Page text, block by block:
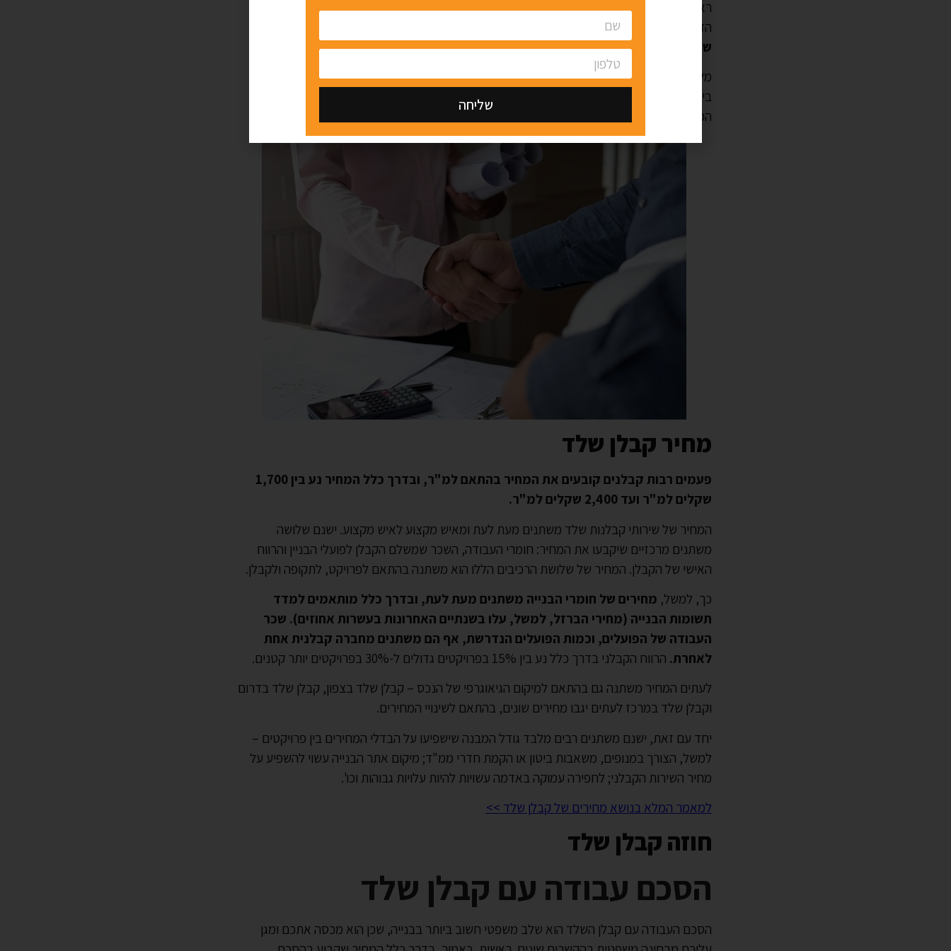
ראשית, קבלן רשום עשוי לאבד את הרישיון שלו אם יפעל באופן בלתי חוקי או לא בטיחותי – ובמובן
הזה,
הרישיון הרשמי מטעם משרד השיכון מאפשר לכם להיות בטוחים כי הקבלן יעשה כל
שביכולתו על מנת לעמוד בכל ההוראות הבטיחותיות והחוקיות.
מלבד זאת, משרד השיכון עורך בדיקה לכל אדם המבקש להירשם כקבלן, כי הוא אוחז בכישורים,
בידע וביכולות הנדרשים על מנת לקבל את הרישיון לכך. במובן הזה, הרישיון מהווה עבורכם תעודה
המבטיחה כי הקבלן אותו אתם מעסיקים הוא איש מקצוע שעומד בסטנדרט מקצועי מוגדר
מחיר קבלן שלד
פעמים רבות קבלנים קובעים את המחיר בהתאם למ"ר, ובדרך כלל המחיר נע בין 1,700
שקלים למ"ר ועד 2,400 שקלים למ"ר.
המחיר של שירותי קבלנות שלד משתנים מעת לעת ומאיש מקצוע לאיש מקצוע. ישנם שלושה
משתנים מרכזיים שיקבעו את המחיר: חומרי העבודה, השכר שמשלם הקבלן לפועלי הבניין והרווח
האישי של הקבלן. המחיר של שלושת הרכיבים הללו הוא משתנה בהתאם לפרויקט, לתקופה ולקבלן.
כך, למשל, מחירים של חומרי הבנייה משתנים מעת לעת, ובדרך כלל מותאמים למדד
תשומות הבנייה (מחירי הברזל, למשל, עלו בשנתיים האחרונות בעשרות אחוזים). שכר
העבודה של הפועלים, וכמות הפועלים הנדרשת, אף הם משתנים מחברה קבלנית אחת
לאחרת. הרווח הקבלני בדרך כלל נע בין 15% בפרויקטים גדולים ל-30% בפרויקטים יותר קטנים.
לעתים המחיר משתנה גם בהתאם למיקום הגיאוגרפי של הנכס – קבלן שלד בצפון, קבלן שלד בדרום
וקבלן שלד במרכז לעתים יגבו מחירים שונים, בהתאם לשינויי המחירים.
יחד עם זאת, ישנם משתנים רבים מלבד גודל המבנה שישפיעו על הבדלי המחירים בין פרויקטים –
למשל, הצורך במנופים, משאבות ביטון או הקמת חדרי ממ"ד; מיקום אתר הבנייה עשוי להשפיע על
מחיר השירות הקבלני; לחפירה עמוקה באדמה עשויות להיות עלויות גבוהות וכו'.
למאמר המלא בנושא מחירים של קבלן שלד >>
חוזה קבלן שלד
הסכם עבודה עם קבלן שלד
הסכם העבודה עם קבלן השלד הוא שלב משפטי חשוב ביותר בבנייה, שכן הוא מכסה אתכם ומגן
שליחה
Alternative: